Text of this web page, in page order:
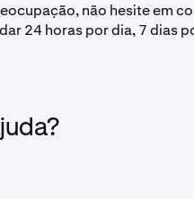
não hesite em
24 horas por dia, 7 dias